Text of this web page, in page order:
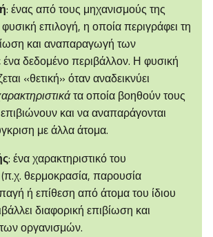
: ένας από τους μηχανισμούς της
φυσική επιλογή, η οποία περιγράφει τη
και αναπαραγωγή των
δεδομένο περιβάλλον. Η φυσική
«θετική» όταν αναδεικνύει
τα οποία βοηθούν τους
και να αναπαράγονται
με άλλα άτομα.
: ένα χαρακτηριστικό του
θερμοκρασία, παρουσία
ή επίθεση από άτομα του ίδιου
διαφορική επιβίωση και
οργανισμών.